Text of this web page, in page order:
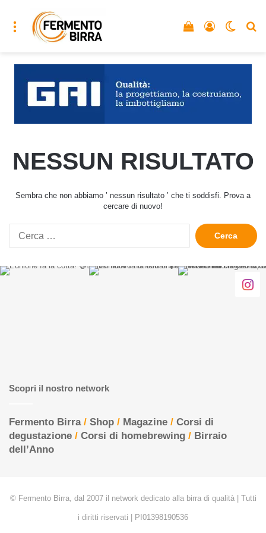
Menu Accedi
Vedi il carrello
NESSUN RISULTATO
Sembra che non abbiamo ’ nessun risultato ’ che ti soddisfi. Prova a
cercare di nuovo!
Ricerca
per:
Scopri il nostro network
Fermento Birra/ Shop / Magazine / Corsi di
degustazione / Corsi di homebrewing / Birraio
dell’Anno
© Fermento Birra, dal 2007 il network dedicato alla birra di qualità | Tutti
i diritti riservati | PI01398190536